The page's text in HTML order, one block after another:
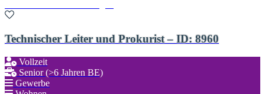
Technischer Leiter und Prokurist – ID: 8960
Vollzeit
Senior (>6 Jahren BE)
Gewerbe